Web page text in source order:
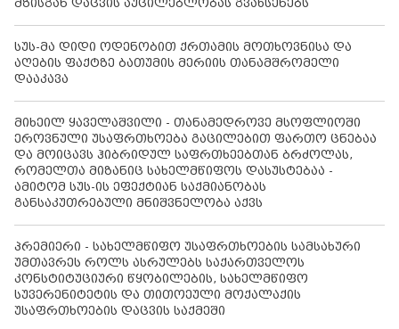
მზისგან დაცვის აუცილებლობას გვახსენებს
სუს-მა დიდი ოდენობით ქრთამის მოთხოვნისა და
აღების ფაქტზე ბათუმის მერიის თანამშრომელი
დააკავა
მიხეილ ყაველაშვილი - თანამედროვე მსოფლიოში
ეროვნული უსაფრთხოება გაცილებით ფართო ცნებაა
და მოიცავს ჰიბრიდულ საფრთხეებთან ბრძოლას,
რომელთა მიზანიც სახელმწიფოს დასუსტებაა -
ამიტომ სუს-ის ეფექტიან საქმიანობას
განსაკუთრებული მნიშვნელობა აქვს
პრემიერი - სახელმწიფო უსაფრთხოების სამსახური
უმთავრეს როლს ასრულებს საქართველოს
კონსტიტუციური წყობილების, სახელმწიფო
სუვერენიტეტის და თითოეული მოქალაქის
უსაფრთხოების დაცვის საქმეში